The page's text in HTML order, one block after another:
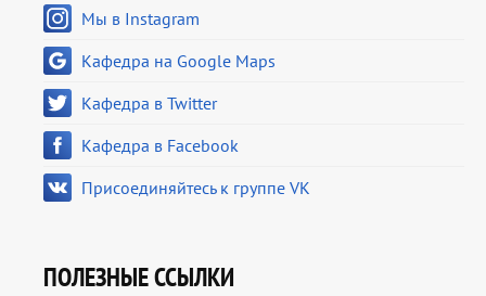
Мы в Instagram
Кафедра на Google Maps
Кафедра в Twitter
Кафедра в Facebook
Присоединяйтесь к группе VK
ПОЛЕЗНЫЕ ССЫЛКИ